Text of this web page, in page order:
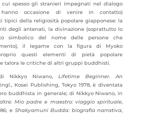
cui spesso gli stranieri impegnati nel dialogo
hanno occasione di venire in contatto)
tipici della religiosità popolare giapponese: la
degli antenati, la divinazione (soprattutto lo
simbolico del nome delle persone che
il legame con la figura di Myoko
questi elementi di pietà popolare
talora le critiche di altri gruppi buddhisti.
di Nikkyo Niwano,Lifetime Beginner. An
Kosei Publishing, Tokyo 1978, è diventata
buddhista in generale; di Nikkyo Niwano, in
Mio padre e maestro: viaggio spirituale,
e Shakyamuni Budda: biografia narrativa,